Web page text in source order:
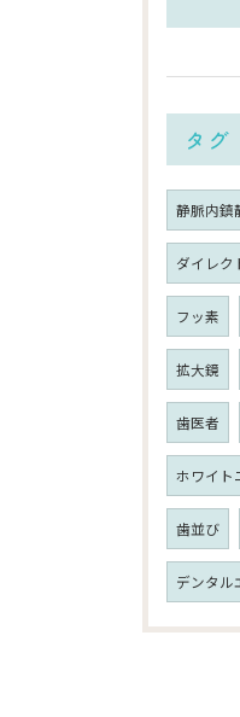
タグ
静脈内鎮
ダイレク
フッ素
拡大鏡
歯医者
ホワイト
歯並び
デンタル